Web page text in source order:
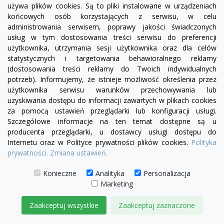
visibility
żółtyzielonyczerwony
błękitny
turkusowy
granatowy
niebieski
+13
Fotel bez boków Serena | sofa modułowa - element
1 340,00 zł
DODAJ DO KOSZYKA
używa plików cookies. Są to pliki instalowane w urządzeniach
końcowych osób korzystających z serwisu, w celu
administrowania serwisem, poprawy jakości świadczonych
usług w tym dostosowania treści serwisu do preferencji
użytkownika, utrzymania sesji użytkownika oraz dla celów
statystycznych i targetowania behawioralnego reklamy
(dostosowania treści reklamy do Twoich indywidualnych
potrzeb). Informujemy, że istnieje możliwość określenia przez
użytkownika serwisu warunków przechowywania lub
uzyskiwania dostępu do informacji zawartych w plikach cookies
za pomocą ustawień przeglądarki lub konfiguracji usługi.
Szczegółowe informacje na ten temat dostępne są u
producenta przeglądarki, u dostawcy usługi dostępu do
Internetu oraz w Polityce prywatności plików cookies. Polityka
prywatności. Zmiana ustawień.
Konieczne Analityka
Personalizacja
Marketing
Zaakceptuj wszystkie Zaakceptuj zaznaczone